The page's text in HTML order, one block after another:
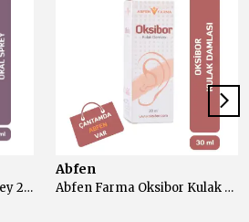
Abfen Farma Aftoral Sprey 20 ml
Abfen
Abfen Farma Oksibor Kulak Damlası 30 ml